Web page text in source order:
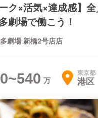
ク×活気×達成感】
劇場で働こう！
劇場 新橋2号店店
東京都
港区